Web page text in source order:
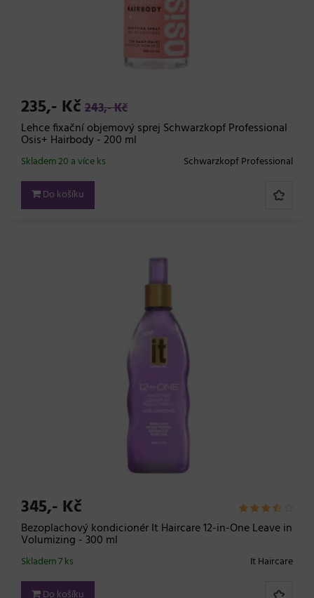
235,- Kč 243,- Kč
Lehce fixační objemový sprej Schwarzkopf Professional
Osis+ Hairbody - 200 ml
Schwarzkopf Professional
Skladem 20 a více ks
Do košíku
345,- Kč
Bezoplachový kondicionér It Haircare 12-in-One Leave in
Volumizing - 300 ml
It Haircare
Skladem 7 ks
Do košíku